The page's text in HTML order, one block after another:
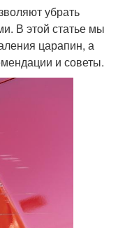
убрать
В этой статье мы
царапин, а
и советы.